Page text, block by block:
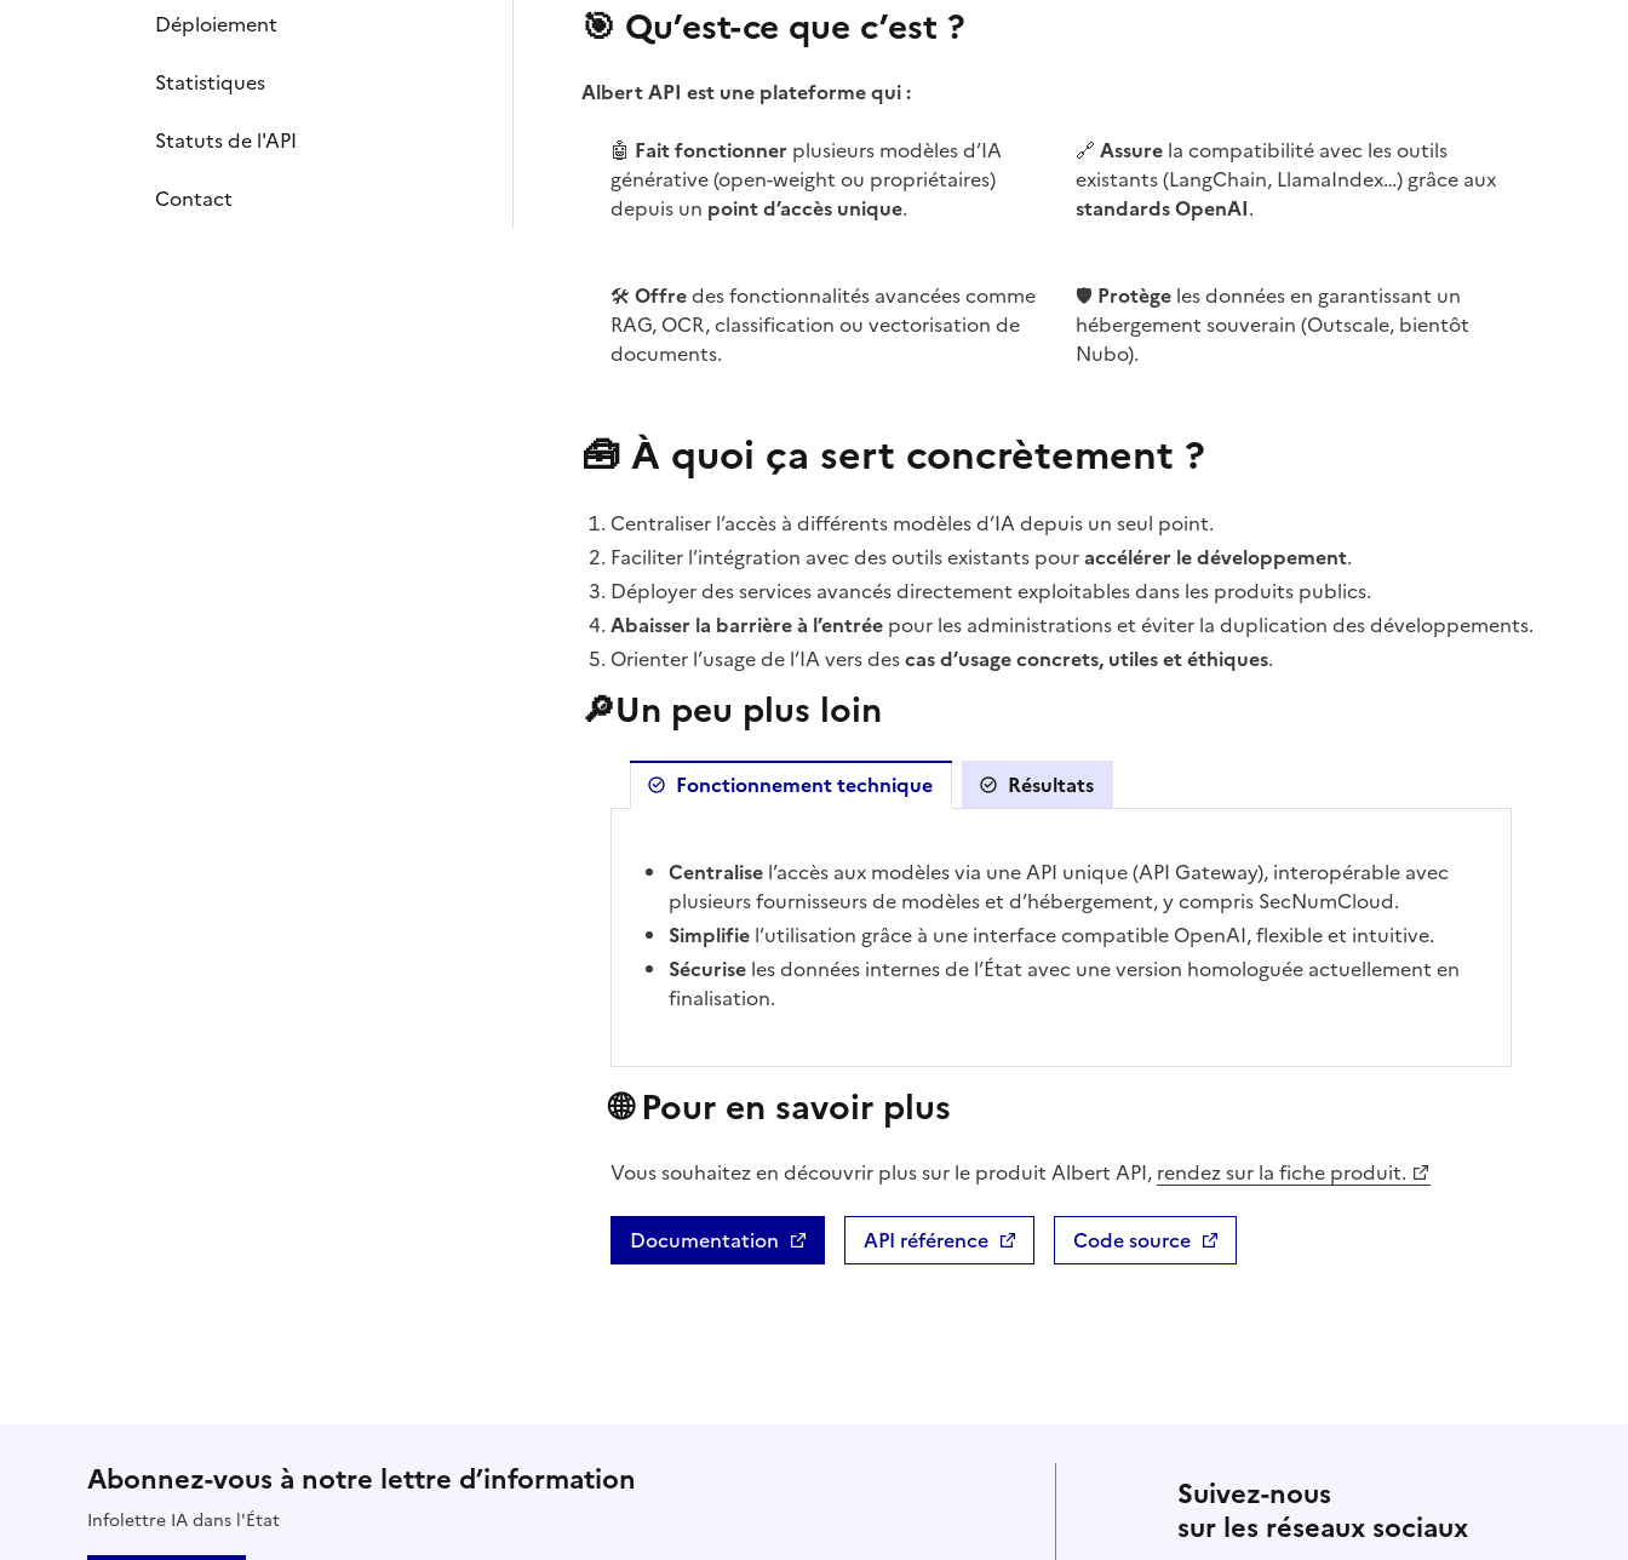
Déploiement
Statistiques
Statuts de l'API
Contact
🎯 Qu’est-ce que c’est ?
Albert API est une plateforme qui :
🤖 Fait fonctionner plusieurs modèles d’IA
générative (open-weight ou propriétaires)
depuis un point d’accès unique.
🔗 Assurela compatibilité avec les outils
existants (LangChain, LlamaIndex…) grâce aux
standards OpenAI.
🛠️ Offredes fonctionnalités avancées comme
RAG, OCR, classification ou vectorisation de
documents.
🛡️ Protègeles données en garantissant un
hébergement souverain (Outscale, bientôt
Nubo).
🧰 À quoi ça sert concrètement ?
Centraliser l’accès à différents modèles d’IA depuis un seul point.
Faciliter l’intégration avec des outils existants pouraccélérer le développement.
Déployer des services avancés directement exploitables dans les produits publics.
Abaisser la barrière à l’entréepour les administrations et éviter la duplication des développements.
Orienter l’usage de l’IA vers descas d’usage concrets, utiles et éthiques.
🔎Un peu plus loin
Fonctionnement technique Résultats
Centralisel’accès aux modèles via une API unique (API Gateway), interopérable avec
plusieurs fournisseurs de modèles et d’hébergement, y compris SecNumCloud.
Simplifiel’utilisation grâce à une interface compatible OpenAI, flexible et intuitive.
Sécuriseles données internes de l’État avec une version homologuée actuellement en
finalisation.
🌐 Pour en savoir plus
Vous souhaitez en découvrir plus sur le produit Albert API, rendez sur la fiche produit.
DocumentationOuvre une nouvelle fenêtre
API référenceOuvre une nouvelle fenêtre
Code sourceOuvre une nouvelle fenêtre
Abonnez-vous à notre lettre d’information
Infolettre IA dans l'État
Suivez-nous
sur les réseaux sociaux